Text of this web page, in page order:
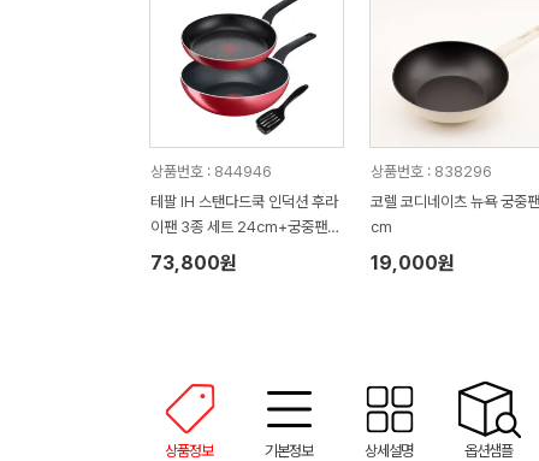
상품번호 : 844946
테팔 IH 스탠다드쿡 인덕션 후라
이팬 3종 세트 24cm+궁중팬2
8cm+뒤집개
73,800원
상품번호 : 838296
코렐 코디네이츠 뉴욕 궁중
cm
19,000원
상품정보 기본정보 상세설명 옵션샘플